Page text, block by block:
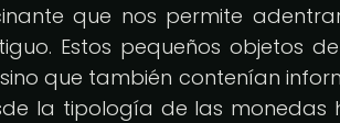
que nos permite
Estos pequeños objetos
que también contenían
la tipología de las monedas